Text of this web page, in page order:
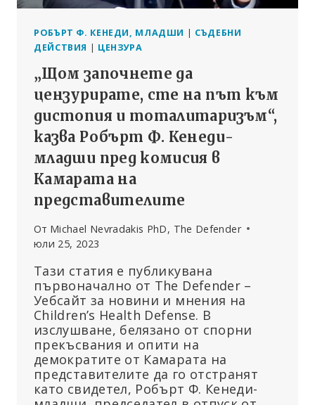
РОБЪРТ Ф. КЕНЕДИ, МЛАДШИ | СЪДЕБНИ
ДЕЙСТВИЯ | ЦЕНЗУРА
„Щом започнете да
цензурирате, сте на път към
дистопия и тоталитаризъм“,
казва Робърт Ф. Кенеди-
младши пред комисия в
Камарата на
представителите
От Michael Nevradakis PhD, The Defender
юли 25, 2023
Тази статия е публикувана
първоначално от The Defender –
Уебсайт за новини и мнения на
Children’s Health Defense. В
изслушване, белязано от спорни
прекъсвания и опити на
демократите от Камарата на
представителите да го отстранят
като свидетел, Робърт Ф. Кенеди-